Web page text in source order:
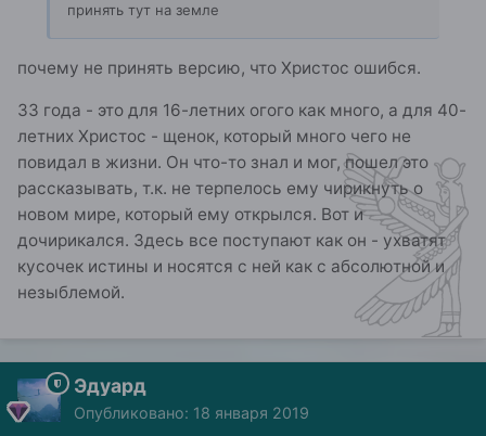
принять тут на земле
почему не принять версию, что Христос ошибся.
33 года - это для 16-летних огого как много, а для 40-
летних Христос - щенок, который много чего не
повидал в жизни. Он что-то знал и мог, пошел это
рассказывать, т.к. не терпелось ему чирикнуть о
новом мире, который ему открылся. Вот и
дочирикался. Здесь все поступают как он - ухватят
кусочек истины и носятся с ней как с абсолютной и
незыблемой.
Эдуард
Опубликовано: 18 января 2019